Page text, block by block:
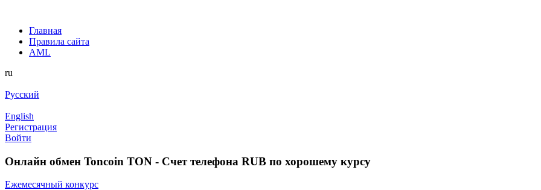
Главная
Правила сайта
AML
ru
Русский
English
Регистрация
Войти
Онлайн обмен Toncoin TON - Счет телефона RUB по хорошему курсу
Ежемесячный конкурс